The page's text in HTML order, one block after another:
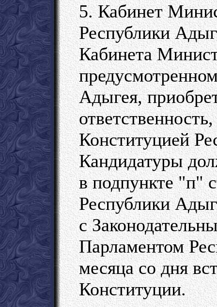
5. Кабинет
Республики
Кабинета
Адыгея,
Конституцией
Кандидатуры
в подпункте "п"
Республики
с
Парламентом
месяца со дня
Конституции.